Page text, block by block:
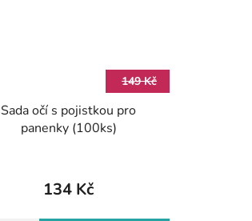
149 Kč
Sada očí s pojistkou pro
panenky (100ks)
134 Kč